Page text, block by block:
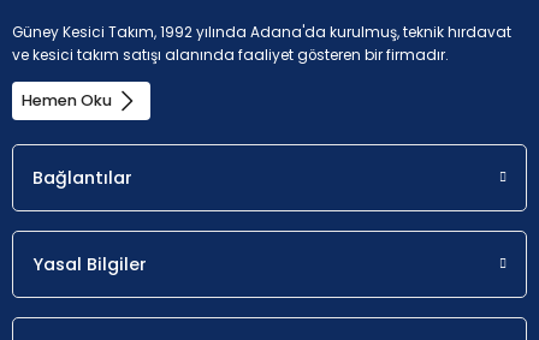
Güney Kesici Takım, 1992 yılında Adana'da kurulmuş, teknik hırdavat
ve kesici takım satışı alanında faaliyet gösteren bir firmadır.
Hemen Oku
Bağlantılar
Yasal Bilgiler